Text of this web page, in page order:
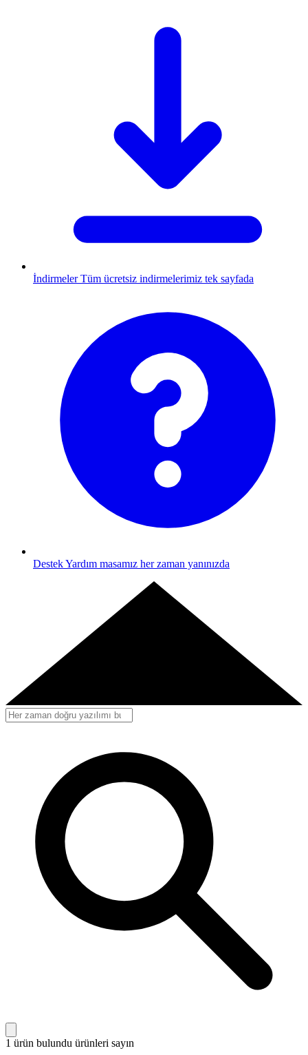
İndirmeler Tüm ücretsiz indirmelerimiz tek sayfada
DestekYardım masamız her zaman yanınızda
1 ürün bulundu ürünleri sayın